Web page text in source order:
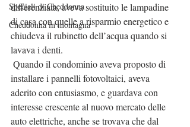
Speciali di Cheddonna
Cheddonna in montagna
differenziata, aveva sostituito le lampadine
di casa con quelle a risparmio energetico e
chiudeva il rubinetto dell’acqua quando si
lavava i denti.
installare i pannelli fotovoltaici, aveva
aderito con entusiasmo, e guardava con
interesse crescente al nuovo mercato delle
auto elettriche, anche se trovava che dal